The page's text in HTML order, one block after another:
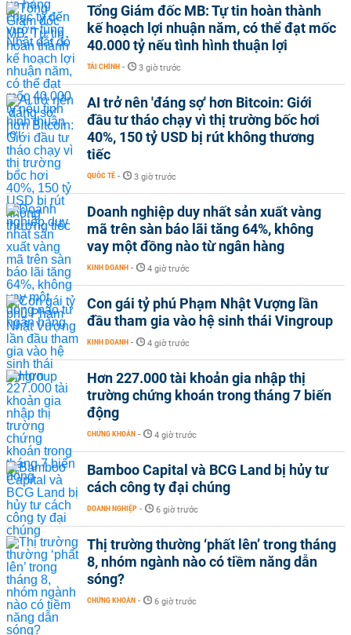
Tổng Giám đốc MB: Tự tin hoàn thành
kế hoạch lợi nhuận năm, có thể đạt mốc
40.000 tỷ nếu tình hình thuận lợi
TÀI CHÍNH - 3 giờ trước
AI trở nên 'đáng sợ' hơn Bitcoin: Giới
đầu tư tháo chạy vì thị trường bốc hơi
40%, 150 tỷ USD bị rút không thương
tiếc
QUỐC TẾ - 3 giờ trước
Doanh nghiệp duy nhất sản xuất vàng
mã trên sàn báo lãi tăng 64%, không
vay một đồng nào từ ngân hàng
KINH DOANH - 4 giờ trước
Con gái tỷ phú Phạm Nhật Vượng lần
đầu tham gia vào hệ sinh thái Vingroup
KINH DOANH - 4 giờ trước
Hơn 227.000 tài khoản gia nhập thị
trường chứng khoán trong tháng 7 biến
động
CHỨNG KHOÁN - 4 giờ trước
Bamboo Capital và BCG Land bị hủy tư
cách công ty đại chúng
DOANH NGHIỆP - 6 giờ trước
Thị trường thường ‘phất lên’ trong tháng
8, nhóm ngành nào có tiềm năng dẫn
sóng?
CHỨNG KHOÁN - 6 giờ trước